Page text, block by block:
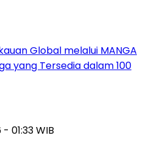
Global melalui MANGA
yang Tersedia dalam 100
01:33 WIB